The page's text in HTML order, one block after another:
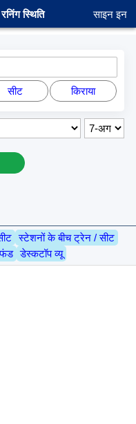
स्थिति साइन इन
सीट किराया
स्टेशनों के बीच ट्रेन / सीट
डेस्कटॉप व्यू